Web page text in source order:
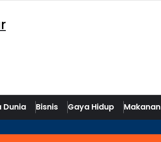
Dunia Bisnis Gaya Hidup Makanan